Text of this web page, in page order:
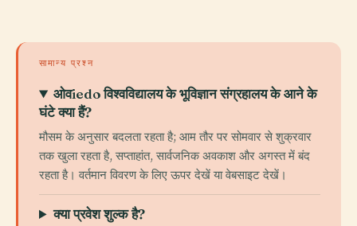
सामान्य प्रश्न
ओवiedo विश्वविद्यालय के भूविज्ञान संग्रहालय के आने के
घंटे क्या हैं?
मौसम के अनुसार बदलता रहता है; आम तौर पर सोमवार से शुक्रवार
तक खुला रहता है, सप्ताहांत, सार्वजनिक अवकाश और अगस्त में बंद
रहता है। वर्तमान विवरण के लिए ऊपर देखें या वेबसाइट देखें।
क्या प्रवेश शुल्क है?